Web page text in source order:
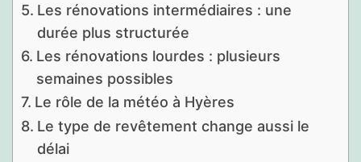
Les rénovations intermédiaires : une
durée plus structurée
Les rénovations lourdes : plusieurs
semaines possibles
Le rôle de la météo à Hyères
Le type de revêtement change aussi le
délai